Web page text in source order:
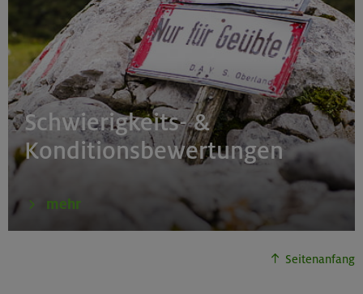
Schwierigkeits- &
Konditionsbewertungen
mehr
Seitenanfang